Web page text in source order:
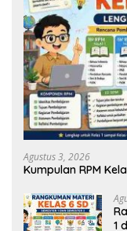
Agustus 3, 2026
Kumpulan RPM
1